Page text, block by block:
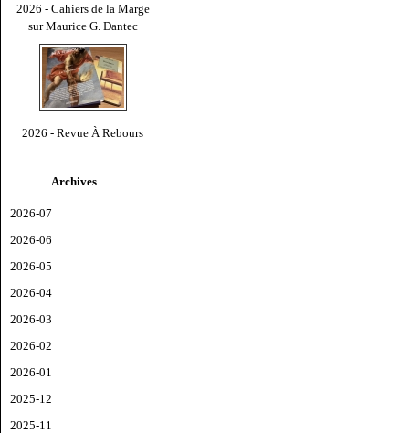
2026 - Cahiers de la Marge
sur Maurice G. Dantec
2026 - Revue À Rebours
Archives
2026-07
2026-06
2026-05
2026-04
2026-03
2026-02
2026-01
2025-12
2025-11